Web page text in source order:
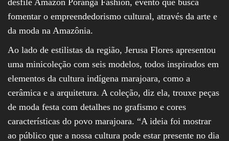
fomentar o empreendedorismo cultural, através da arte e
da moda na Amazônia.
Ao lado de estilistas da região, Jerusa Flores apresentou
uma minicoleção com seis modelos, todos inspirados em
elementos da cultura indígena marajoara, como a
cerâmica e a arquitetura. A coleção, diz ela, trouxe peças
de moda festa com detalhes no grafismo e cores
características do povo marajoara. “A ideia foi mostrar
ao público que a nossa cultura pode estar presente no dia